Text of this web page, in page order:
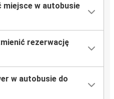
miejsce w autobusie
rezerwację
w autobusie do